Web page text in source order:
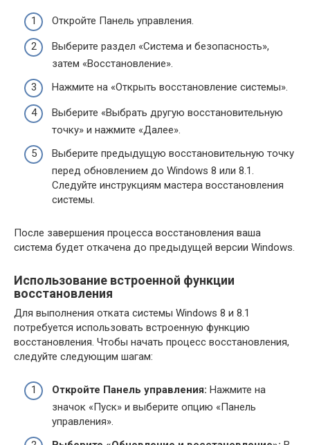
Откройте Панель управления.
Выберите раздел «Система и безопасность»,
затем «Восстановление».
Нажмите на «Открыть восстановление системы».
Выберите «Выбрать другую восстановительную
точку» и нажмите «Далее».
Выберите предыдущую восстановительную точку
перед обновлением до Windows 8 или 8.1.
Следуйте инструкциям мастера восстановления
системы.
После завершения процесса восстановления ваша
система будет откачена до предыдущей версии Windows.
Использование встроенной функции
восстановления
Для выполнения отката системы Windows 8 и 8.1
потребуется использовать встроенную функцию
восстановления. Чтобы начать процесс восстановления,
следуйте следующим шагам:
Откройте Панель управления: Нажмите на
значок «Пуск» и выберите опцию «Панель
управления».